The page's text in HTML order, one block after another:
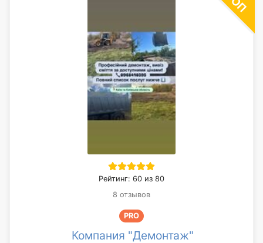
Рейтинг: 60 из 80
8 отзывов
PRO
Компания "Демонтаж"